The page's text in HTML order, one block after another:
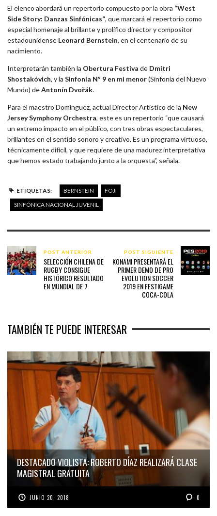
El elenco abordará un repertorio compuesto por la obra “West
Side Story: Danzas Sinfónicas”, que marcará el repertorio como
especial homenaje al brillante y prolífico director y compositor
estadounidense Leonard Bernstein, en el centenario de su
nacimiento.
Interpretarán también la Obertura Festiva de Dmitri
Shostakóvich, y la Sinfonía Nº 9 en mi menor(Sinfonía del Nuevo
Mundo) deAntonín Dvořák.
Para el maestro Domínguez, actual Director Artístico de la New
Jersey Symphony Orchestra, este es un repertorio “que causará
un extremo impacto en el público, con tres obras espectaculares,
brillantes en el sentido sonoro y creativo. Es un programa virtuoso,
técnicamente difícil, y que requiere de una madurez interpretativa
que hemos estado trabajando junto a la orquesta”, señala.
ETIQUETAS: BERNSTEIN
FOJI
SINFÓNICA NACIONAL JUVENIL
POST ANTERIOR
SELECCIÓN CHILENA DE
RUGBY CONSIGUE
HISTÓRICO RESULTADO
EN MUNDIAL DE 7
POST SIGUIENTE
KONAMI PRESENTARÁ EL
PRIMER DEMO DE PRO
EVOLUTION SOCCER
2019 EN FESTIGAME
COCA-COLA
TAMBIÉN TE PUEDE INTERESAR
DESTACADO VIOLISTA: ROBERTO DÍAZ REALIZARÁ CLASE
MAGISTRAL GRATUITA
JUNIO 20, 2018 0